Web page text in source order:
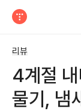
리뷰
4계절
물기, 냄